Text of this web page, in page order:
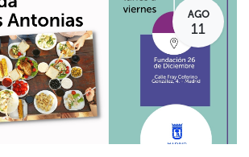
AGO
11